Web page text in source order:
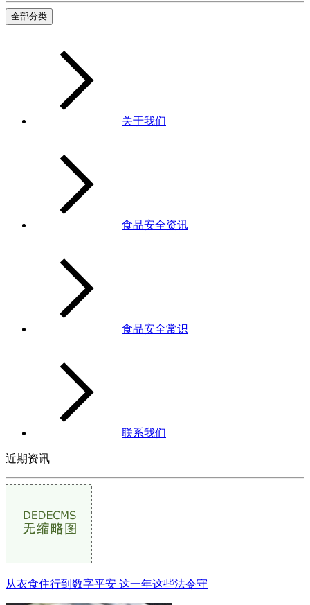
全部分类
关于我们
食品安全资讯
食品安全常识
联系我们
近期资讯
从衣食住行到数字平安 这一年这些法令守